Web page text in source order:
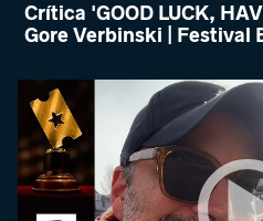
Crítica 'GOOD LUCK,
Gore Verbinski | Festival